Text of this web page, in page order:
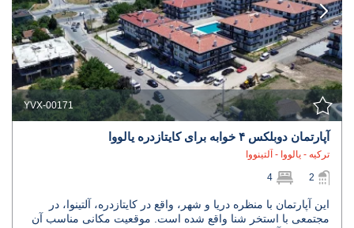
YVX-00171
آپارتمان دوبلکس ۴ خوابه برای کایتازدره یالووا
ترکیه - یالووا - آلتینووا
4 2
این آپارتمان با منظره دریا و شهر، واقع در کایتازدره، آلتینوا، در
مجتمعی با استخر شنا واقع شده است. موقعیت مکانی مناسب آن